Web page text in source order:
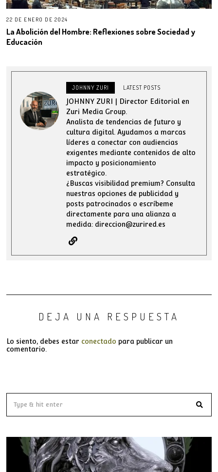
22 DE ENERO DE 2024
La Abolición del Hombre: Reflexiones sobre Sociedad y
Educación
JOHNNY ZURI LATEST POSTS
JOHNNY ZURI | Director Editorial en
Zuri Media Group.
Analista de tendencias de futuro y
cultura digital. Ayudamos a marcas
líderes a conectar con audiencias
exigentes mediante contenidos de alto
impacto y posicionamiento
estratégico.
¿Buscas visibilidad premium? Consulta
nuestras opciones de publicidad y
posts patrocinados o escríbeme
directamente para una alianza a
medida: direccion@zurired.es
DEJA UNA RESPUESTA
Lo siento, debes estar conectado para publicar un
comentario.